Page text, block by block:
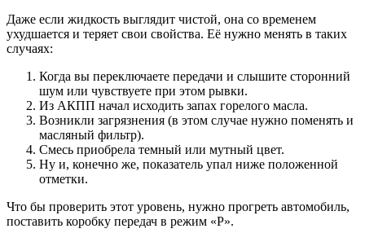
Даже если жидкость выглядит чистой, она со временем
ухудшается и теряет свои свойства. Её нужно менять в таких
случаях:
Когда вы переключаете передачи и слышите сторонний
шум или чувствуете при этом рывки.
Из АКПП начал исходить запах горелого масла.
Возникли загрязнения (в этом случае нужно поменять и
масляный фильтр).
Смесь приобрела темный или мутный цвет.
Ну и, конечно же, показатель упал ниже положенной
отметки.
Что бы проверить этот уровень, нужно прогреть автомобиль,
поставить коробку передач в режим «Р».